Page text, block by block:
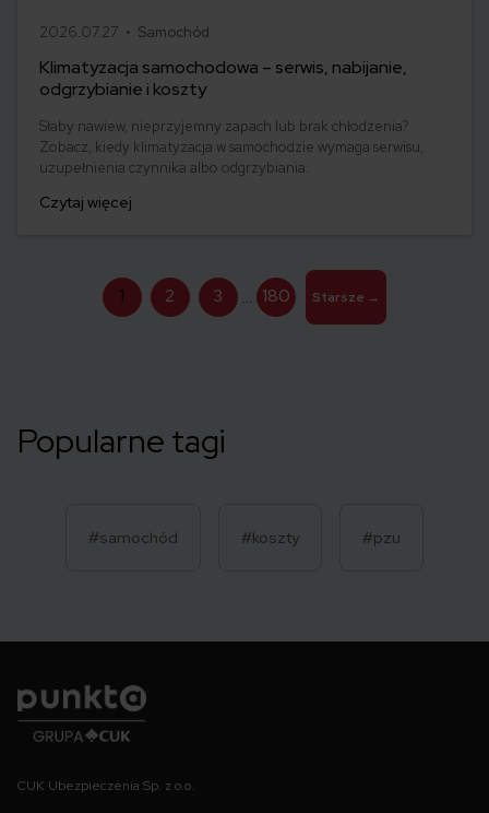
2026.07.27 • Samochód
Klimatyzacja samochodowa – serwis, nabijanie,
odgrzybianie i koszty
Słaby nawiew, nieprzyjemny zapach lub brak chłodzenia?
Zobacz, kiedy klimatyzacja w samochodzie wymaga serwisu,
uzupełnienia czynnika albo odgrzybiania.
Czytaj więcej
Stronicowanie
1 2 3 … 180 Starsze →
Popularne tagi
#samochód #koszty #pzu
CUK Ubezpieczenia Sp. z o.o.